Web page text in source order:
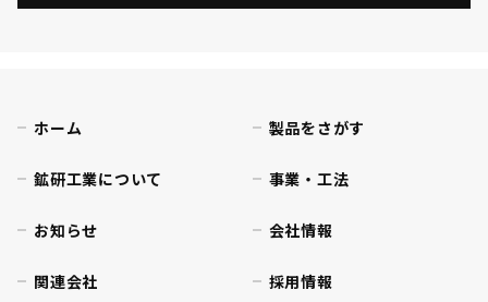
ホーム
鉱研工業について
お知らせ
関連会社
製品をさがす
事業・工法
会社情報
採用情報